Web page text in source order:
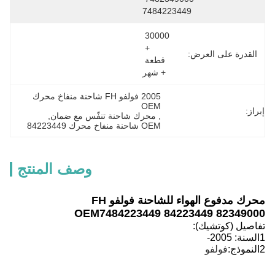
7484223449
القدرة على العرض:
+ شهر
إبراز:
OEM
محرك شاحنة تنفّس مع ضمان
OEM شاحنة منفاخ محرك 84223449
وصف المنتج
محرك مدفوع الهواء للشاحنة فولفو FH
OEM7484223449 84223449 82349000
تفاصيل (كوتشيك):
1السنة:
2005-
2النموذج:
فولفو